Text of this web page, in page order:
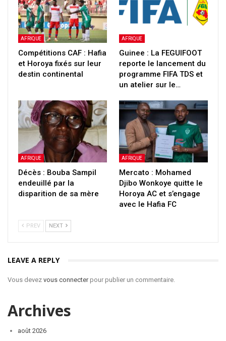
AFRIQUE
Compétitions CAF : Hafia
et Horoya fixés sur leur
destin continental
AFRIQUE
Guinee : La FEGUIFOOT
reporte le lancement du
programme FIFA TDS et
un atelier sur le…
AFRIQUE
Décès : Bouba Sampil
endeuillé par la
disparition de sa mère
AFRIQUE
Mercato : Mohamed
Djibo Wonkoye quitte le
Horoya AC et s’engage
avec le Hafia FC
PREV NEXT
LEAVE A REPLY
Vous devez vous connecterpour publier un commentaire.
Archives
août 2026